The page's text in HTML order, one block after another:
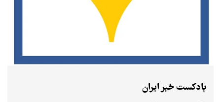
پادکست خیر ایران